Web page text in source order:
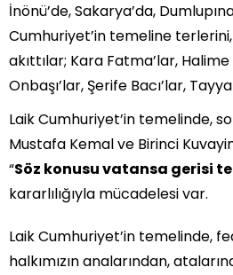
İnönü’de, Sakarya’da,
Cumhuriyet’in temeline terlerini,
akıttılar; Kara Fatma’lar,
Onbaşı’lar, Şerife Bacı’lar,
Laik Cumhuriyet’in temelinde,
Mustafa Kemal ve Birinci
“Söz konusu vatansa gerisi
kararlılığıyla mücadelesi var.
Laik Cumhuriyet’in temelinde,
halkımızın analarından,